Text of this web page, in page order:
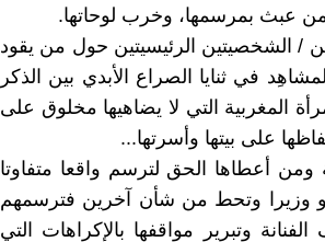
عبث بمرسمها، وخرب لوحاتها.
/ الشخصيتين الرئيسيتين حول من يقود
في ثنايا الصراع الأبدي بين الذكر
المغربية التي لا يضاهيها مخلوق على
على بيتها وأسرتها...
ومن أعطاها الحق لترسم واقعا متفاوتا
وزيرا وتحط من شأن آخرين فترسمهم
وتبرير مواقفها بالإكراهات التي